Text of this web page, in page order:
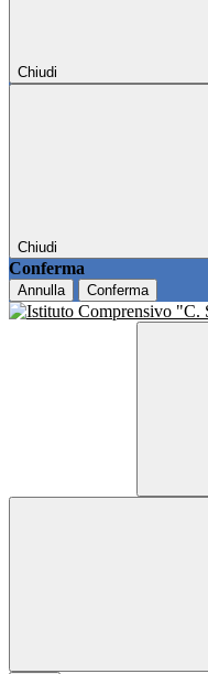
Chiudi
Chiudi
Conferma
Annulla Conferma